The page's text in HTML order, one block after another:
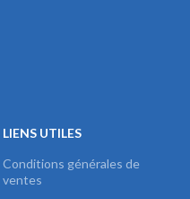
LIENS UTILES
Conditions générales de
ventes